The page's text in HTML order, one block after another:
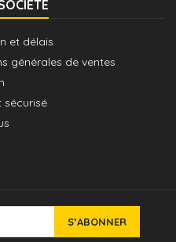
et délais
générales de ventes
sécurisé